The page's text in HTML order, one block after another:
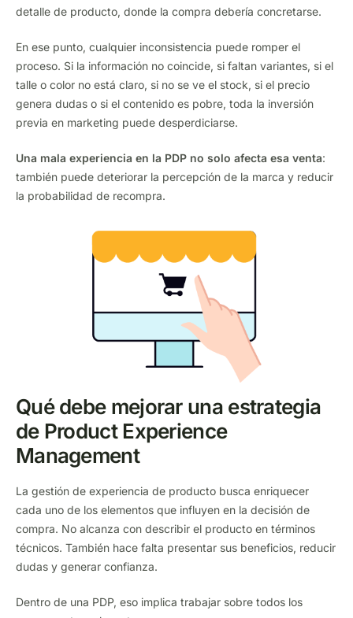
detalle de producto, donde la compra debería concretarse.
En ese punto, cualquier inconsistencia puede romper el
proceso. Si la información no coincide, si faltan variantes, si el
talle o color no está claro, si no se ve el stock, si el precio
genera dudas o si el contenido es pobre, toda la inversión
previa en marketing puede desperdiciarse.
Una mala experiencia en la PDP no solo afecta esa venta:
también puede deteriorar la percepción de la marca y reducir
la probabilidad de recompra.
Qué debe mejorar una estrategia
de Product Experience
Management
La gestión de experiencia de producto busca enriquecer
cada uno de los elementos que influyen en la decisión de
compra. No alcanza con describir el producto en términos
técnicos. También hace falta presentar sus beneficios, reducir
dudas y generar confianza.
Dentro de una PDP, eso implica trabajar sobre todos los